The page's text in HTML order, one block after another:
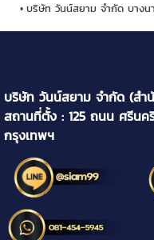
บริษัท วันน์สยาม จำกัด บางน
บริษัท วันน์สยาม จำกัด (สำ
สถานที่ตั้ง : 125 ถนน ศรีนค
กรุงเทพฯ